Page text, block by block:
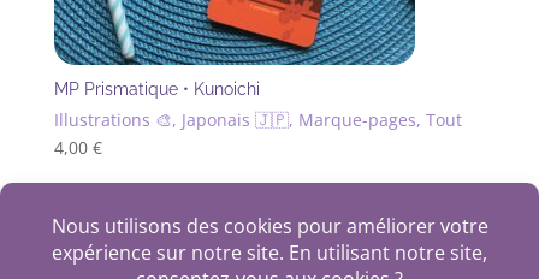
MP Prismatique • Kunoichi
Illustrations 🎨, Japonais 🇯🇵, Marque-pages, Tout
4,00 €
+